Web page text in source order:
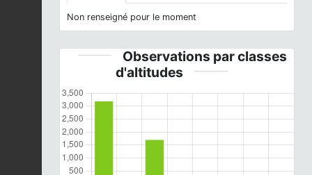
Non renseigné pour le moment
Observations par classes
d'altitudes